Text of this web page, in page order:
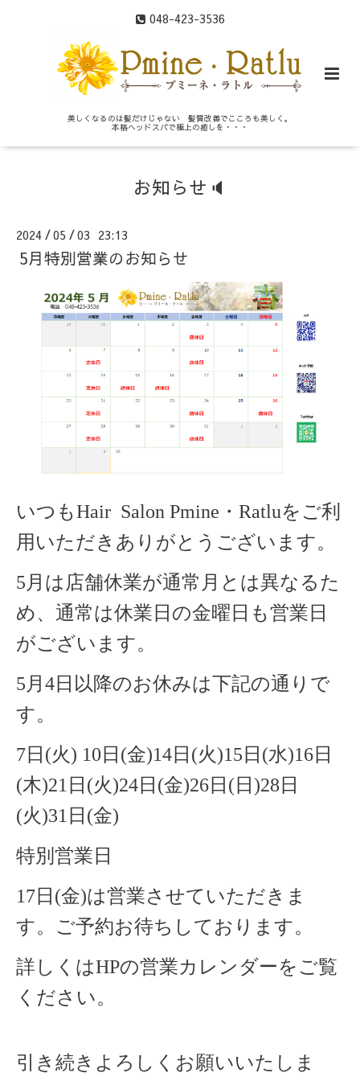
048-423-3536
美しくなるのは髪だけじゃない 髪質改善でこころも美しく。
本格ヘッドスパで極上の癒しを・・・
お知らせ🔈
2024 /05 /03 23:13
5月特別営業のお知らせ
いつもHair Salon Pmine・Ratluをご利
用いただきありがとうございます。
5月は店舗休業が通常月とは異なるた
め、通常は休業日の金曜日も営業日
がございます。
5月4日以降のお休みは下記の通りで
す。
7日(火) 10日(金)14日(火)15日(水)16日
(木)21日(火)24日(金)26日(日)28日
(火)31日(金)
特別営業日
17日(金)は営業させていただきま
す。ご予約お待ちしております。
詳しくはHPの営業カレンダーをご覧
ください。
引き続きよろしくお願いいたしま